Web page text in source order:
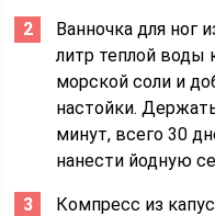
Ванночка для ног
литр теплой воды
морской соли и
настойки.
минут, всего 30
нанести йодную
Компресс из